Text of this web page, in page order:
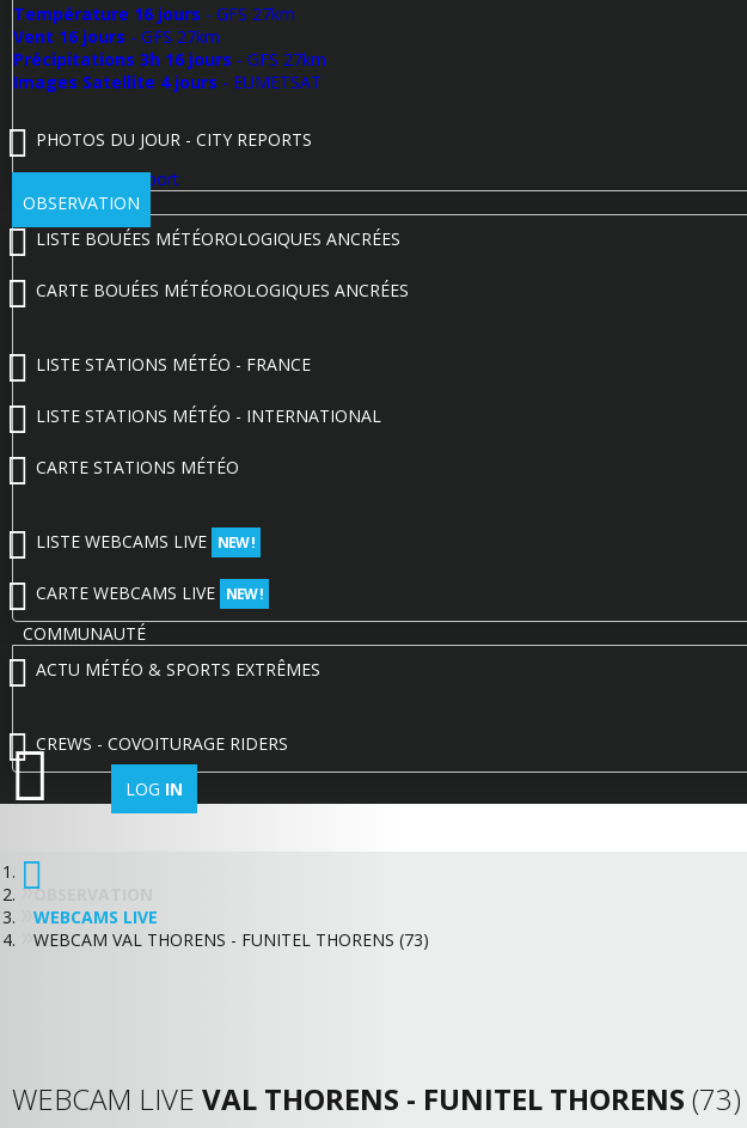
Température 16 jours - GFS 27km
Vent 16 jours - GFS 27km
Précipitations 3h 16 jours - GFS 27km
Images Satellite 4 jours - EUMETSAT
PHOTOS DU JOUR - CITY REPORTS
Poster un City Report
OBSERVATION
LISTE BOUÉES MÉTÉOROLOGIQUES ANCRÉES
CARTE BOUÉES MÉTÉOROLOGIQUES ANCRÉES
LISTE STATIONS MÉTÉO - FRANCE
LISTE STATIONS MÉTÉO - INTERNATIONAL
CARTE STATIONS MÉTÉO
LISTE WEBCAMS LIVE NEW !
CARTE WEBCAMS LIVE NEW !
COMMUNAUTÉ
ACTU MÉTÉO & SPORTS EXTRÊMES
CREWS - COVOITURAGE RIDERS
LOG IN
OBSERVATION
WEBCAMS LIVE
WEBCAM VAL THORENS - FUNITEL THORENS (73)
WEBCAM LIVE VAL THORENS - FUNITEL THORENS (73)